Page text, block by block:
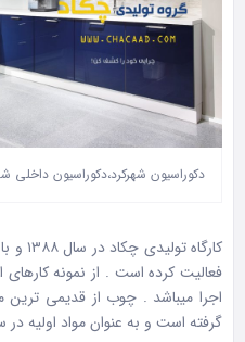
دکوراسیون شهرکرد،دکوراسیون داخلی
فعالیت کرده است . از نمونه
اجرا میباشد . چوب از قدیمی ترین
گرفته است و به عنوان مواد اولیه